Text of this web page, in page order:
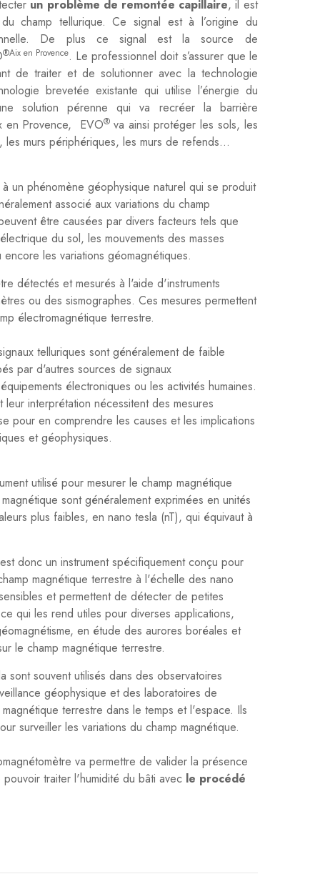
un problème de remontée capillaire, il est
champ tellurique. Ce signal est à l’origine du
De plus ce signal est la source de
®Aix en Provence. Le professionnel doit s’assurer que le
de traiter et de solutionner avec la technologie
brevetée existante qui utilise l’énergie du
solution pérenne qui va recréer la barrière
en Provence, EVO®va ainsi protéger les sols, les
murs périphériques, les murs de refends...
un phénomène géophysique naturel qui se produit
associé aux variations du champ
être causées par divers facteurs tels que
du sol, les mouvements des masses
les variations géomagnétiques.
détectés et mesurés à l'aide d'instruments
ou des sismographes. Ces mesures permettent
électromagnétique terrestre.
telluriques sont généralement de faible
par d'autres sources de signaux
électroniques ou les activités humaines.
interprétation nécessitent des mesures
pour en comprendre les causes et les implications
et géophysiques.
utilisé pour mesurer le champ magnétique
sont généralement exprimées en unités
plus faibles, en nano tesla (nT), qui équivaut à
donc un instrument spécifiquement conçu pour
magnétique terrestre à l'échelle des nano
et permettent de détecter de petites
qui les rend utiles pour diverses applications,
en étude des aurores boréales et
le champ magnétique terrestre.
sont souvent utilisés dans des observatoires
géophysique et des laboratoires de
terrestre dans le temps et l'espace. Ils
surveiller les variations du champ magnétique.
va permettre de valider la présence
traiter l'humidité du bâti avec le procédé